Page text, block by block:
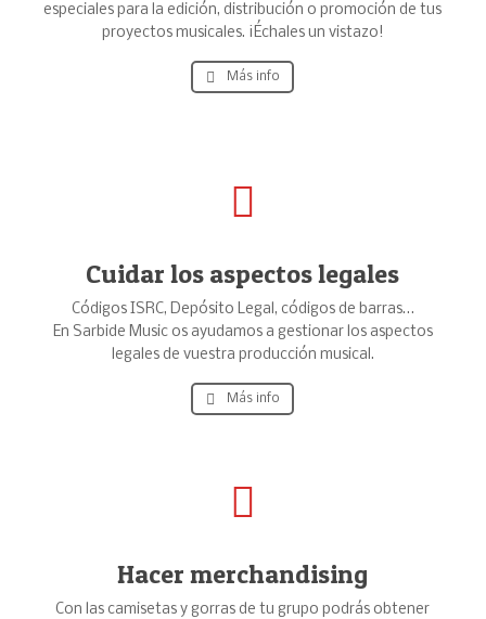
especiales para la edición, distribución o promoción de tus
proyectos musicales. ¡Échales un vistazo!
Más info
Cuidar los aspectos legales
Códigos ISRC, Depósito Legal, códigos de barras…
En Sarbide Music os ayudamos a gestionar los aspectos
legales de vuestra producción musical.
Más info
Hacer merchandising
Con las camisetas y gorras de tu grupo podrás obtener